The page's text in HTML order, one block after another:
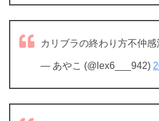
カリブラの終わり方不仲
— あやこ (@lex6___942)